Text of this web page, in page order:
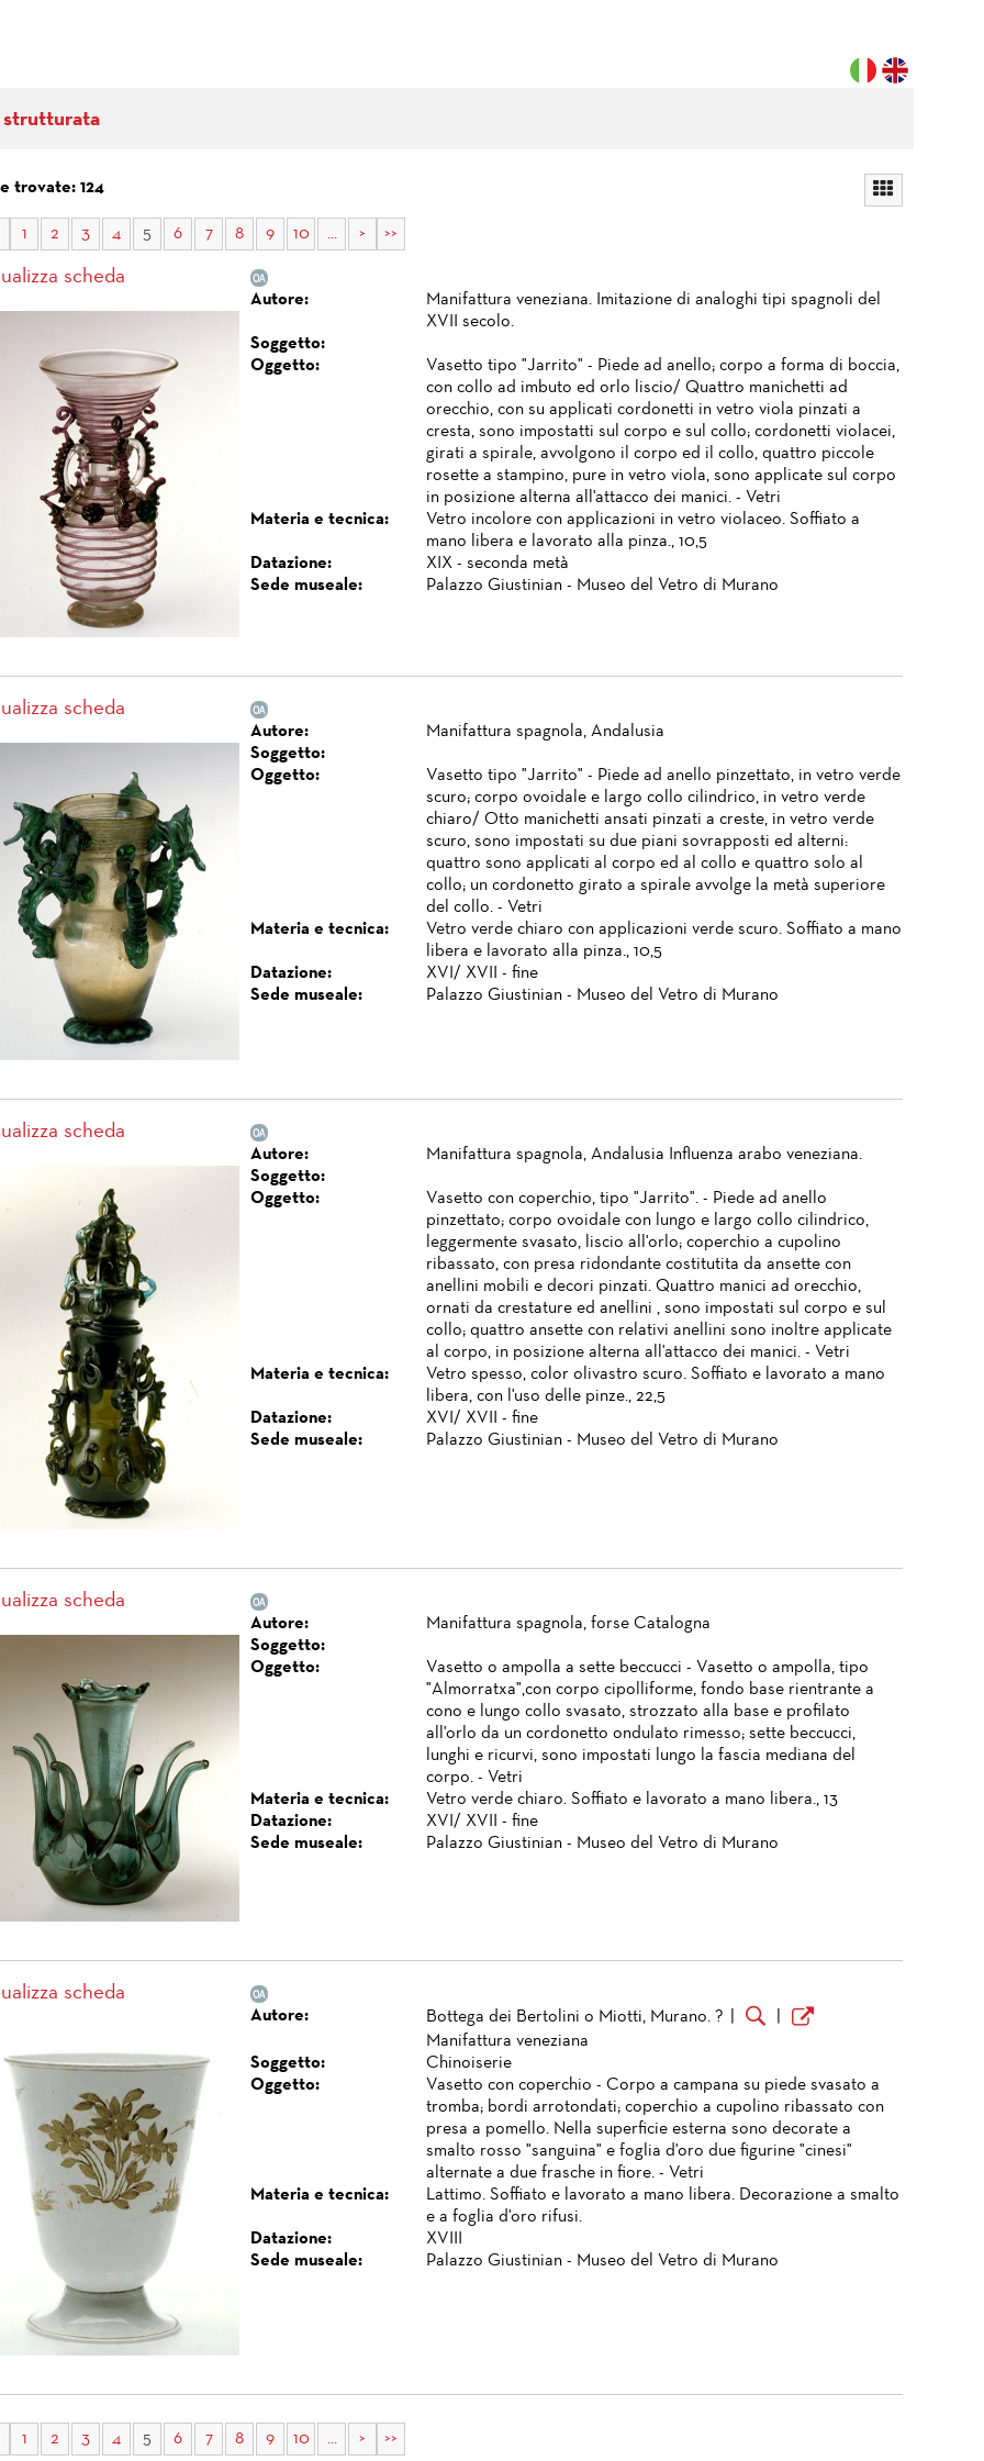
strutturata
trovate: 124
1 2 3 4 5 6 7 8 9 10 ... > >>
scheda
Autore:
Manifattura veneziana. Imitazione di analoghi tipi spagnoli del
XVII secolo.
Soggetto:
Oggetto:
Vasetto tipo "Jarrito" - Piede ad anello; corpo a forma di boccia,
con collo ad imbuto ed orlo liscio/ Quattro manichetti ad
orecchio, con su applicati cordonetti in vetro viola pinzati a
cresta, sono impostatti sul corpo e sul collo; cordonetti violacei,
girati a spirale, avvolgono il corpo ed il collo, quattro piccole
rosette a stampino, pure in vetro viola, sono applicate sul corpo
in posizione alterna all'attacco dei manici. - Vetri
Materia e tecnica:
Vetro incolore con applicazioni in vetro violaceo. Soffiato a
mano libera e lavorato alla pinza., 10,5
Datazione:
XIX - seconda metà
Sede museale:
Palazzo Giustinian - Museo del Vetro di Murano
scheda
Autore:
Manifattura spagnola, Andalusia
Soggetto:
Oggetto:
Vasetto tipo "Jarrito" - Piede ad anello pinzettato, in vetro verde
scuro; corpo ovoidale e largo collo cilindrico, in vetro verde
chiaro/ Otto manichetti ansati pinzati a creste, in vetro verde
scuro, sono impostati su due piani sovrapposti ed alterni:
quattro sono applicati al corpo ed al collo e quattro solo al
collo; un cordonetto girato a spirale avvolge la metà superiore
del collo. - Vetri
Materia e tecnica:
Vetro verde chiaro con applicazioni verde scuro. Soffiato a mano
libera e lavorato alla pinza., 10,5
Datazione:
XVI/ XVII - fine
Sede museale:
Palazzo Giustinian - Museo del Vetro di Murano
scheda
Autore:
Manifattura spagnola, Andalusia Influenza arabo veneziana.
Soggetto:
Oggetto:
Vasetto con coperchio, tipo "Jarrito". - Piede ad anello
pinzettato; corpo ovoidale con lungo e largo collo cilindrico,
leggermente svasato, liscio all'orlo; coperchio a cupolino
ribassato, con presa ridondante costitutita da ansette con
anellini mobili e decori pinzati. Quattro manici ad orecchio,
ornati da crestature ed anellini , sono impostati sul corpo e sul
collo; quattro ansette con relativi anellini sono inoltre applicate
al corpo, in posizione alterna all'attacco dei manici. - Vetri
Materia e tecnica:
Vetro spesso, color olivastro scuro. Soffiato e lavorato a mano
libera, con l'uso delle pinze., 22,5
Datazione:
XVI/ XVII - fine
Sede museale:
Palazzo Giustinian - Museo del Vetro di Murano
scheda
Autore:
Manifattura spagnola, forse Catalogna
Soggetto:
Oggetto:
Vasetto o ampolla a sette beccucci - Vasetto o ampolla, tipo
"Almorratxa",con corpo cipolliforme, fondo base rientrante a
cono e lungo collo svasato, strozzato alla base e profilato
all'orlo da un cordonetto ondulato rimesso; sette beccucci,
lunghi e ricurvi, sono impostati lungo la fascia mediana del
corpo. - Vetri
Materia e tecnica:
Vetro verde chiaro. Soffiato e lavorato a mano libera., 13
Datazione:
XVI/ XVII - fine
Sede museale:
Palazzo Giustinian - Museo del Vetro di Murano
scheda
Autore: Bottega dei Bertolini o Miotti, Murano. ?
Manifattura veneziana
Soggetto:
Chinoiserie
Oggetto:
Vasetto con coperchio - Corpo a campana su piede svasato a
tromba; bordi arrotondati; coperchio a cupolino ribassato con
presa a pomello. Nella superficie esterna sono decorate a
smalto rosso "sanguina" e foglia d'oro due figurine "cinesi"
alternate a due frasche in fiore. - Vetri
Materia e tecnica:
Lattimo. Soffiato e lavorato a mano libera. Decorazione a smalto
e a foglia d'oro rifusi.
Datazione:
XVIII
Sede museale:
Palazzo Giustinian - Museo del Vetro di Murano
1 2 3 4 5 6 7 8 9 10 ... > >>